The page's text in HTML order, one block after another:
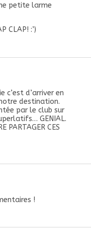
petite larme
CLAP! :’)
c’est d’arriver en
destination.
par le club sur
GENIAL.
PARTAGER CES
!